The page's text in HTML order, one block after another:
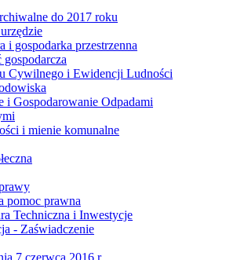
do 2017 roku
i gospodarka przestrzenna
gospodarcza
Cywilnego i Ewidencji Ludności
i Gospodarowanie Odpadami
i mienie komunalne
pomoc prawna
Techniczna i Inwestycje
- Zaświadczenie
7 czerwca 2016 r